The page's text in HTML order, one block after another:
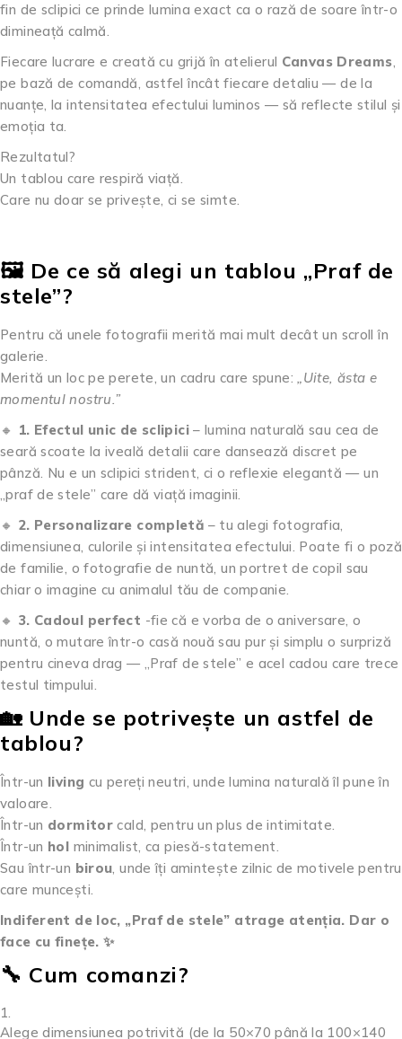
fin de sclipici ce prinde lumina exact ca o rază de soare într-o
dimineață calmă.
Fiecare lucrare e creată cu grijă în atelierul Canvas Dreams,
pe bază de comandă, astfel încât fiecare detaliu — de la
nuanțe, la intensitatea efectului luminos — să reflecte stilul și
emoția ta.
Rezultatul?
Un tablou care respiră viață.
Care nu doar se privește, ci se simte.
🖼️ De ce să alegi un tablou „Praf de
stele”?
Pentru că unele fotografii merită mai mult decât un scroll în
galerie.
Merită un loc pe perete, un cadru care spune:„Uite, ăsta e
momentul nostru.”
🔸 1. Efectul unic de sclipici– lumina naturală sau cea de
seară scoate la iveală detalii care dansează discret pe
pânză. Nu e un sclipici strident, ci o reflexie elegantă — un
„praf de stele” care dă viață imaginii.
🔸 2. Personalizare completă – tu alegi fotografia,
dimensiunea, culorile și intensitatea efectului. Poate fi o poză
de familie, o fotografie de nuntă, un portret de copil sau
chiar o imagine cu animalul tău de companie.
🔸 3. Cadoul perfect -fie că e vorba de o aniversare, o
nuntă, o mutare într-o casă nouă sau pur și simplu o surpriză
pentru cineva drag — „Praf de stele” e acel cadou care trece
testul timpului.
🏡 Unde se potrivește un astfel de
tablou?
Într-un living cu pereți neutri, unde lumina naturală îl pune în
valoare.
Într-un dormitor cald, pentru un plus de intimitate.
Într-un hol minimalist, ca piesă-statement.
Sau într-un birou, unde îți amintește zilnic de motivele pentru
care muncești.
Indiferent de loc, „Praf de stele” atrage atenția. Dar o
face cu finețe. ✨
🔧 Cum comanzi?
Alege dimensiunea potrivită (de la 50×70 până la 100×140